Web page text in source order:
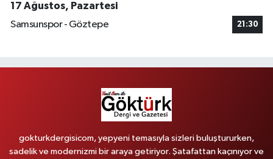
17 Ağustos, Pazartesi
Samsunspor - Göztepe
21:30
gokturkdergisicom, yepyeni temasıyla sizleri buluştururken,
sadelik ve modernizmi bir araya getiriyor. Şatafattan kaçınıyor ve